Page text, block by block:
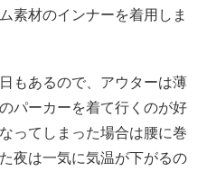
素材のインナーを着用しま
もあるので、アウターは薄
パーカーを着て行くのが好
ってしまった場合は腰に巻
夜は一気に気温が下がるの